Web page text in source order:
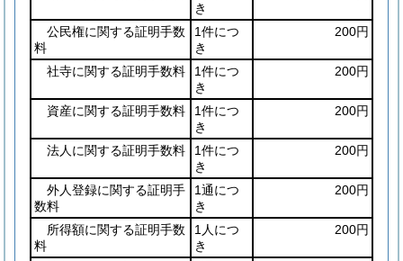
き
公民権に関する証明手数
料
1件につ
き
200円
社寺に関する証明手数料
1件につ
き
200円
資産に関する証明手数料
1件につ
き
200円
法人に関する証明手数料
1件につ
き
200円
外人登録に関する証明手
数料
1通につ
き
200円
所得額に関する証明手数
料
1人につ
き
200円